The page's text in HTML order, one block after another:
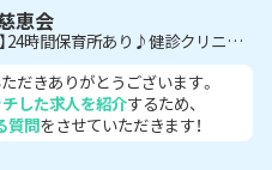
恵会
【青森県／青森市】24時間保育所あり♪健診クリニックにて診療放射線技師の募集です！
だきありがとうございます。
した求人を紹介するため、
質問をさせていただきます！